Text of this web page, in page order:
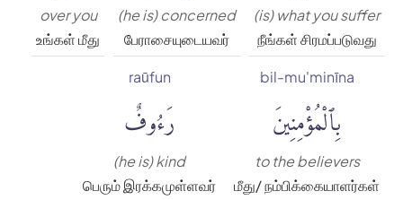
(is) what you suffer
நீங்கள் சிரமப்படுவது
(he is) concerned
பேராசையுடையவர்
over you
உங்கள் மீது
bil-mu'minīna
بِٱلْمُؤْمِنِينَ
to the believers
மீது/ நம்பிக்கையாளர்கள்
raūfun
رَءُوفٌ
(he is) kind
பெரும் இரக்கமுள்ளவர்